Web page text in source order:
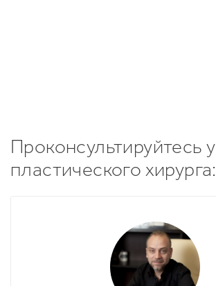
Проконсультируйтесь у
пластического хирурга: